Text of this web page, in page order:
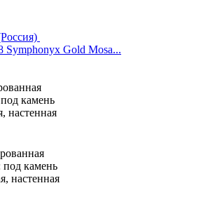
Symphonyx Gold Mosa...
под камень
настенная
под камень
настенная